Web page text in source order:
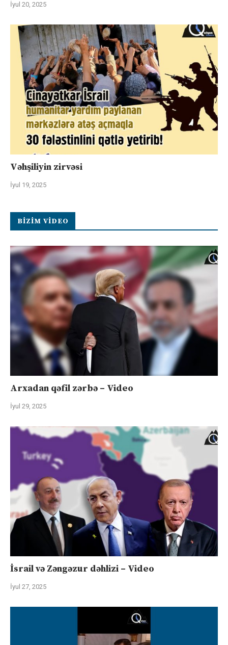
İyul 20, 2025
Vəhşiliyin zirvəsi
İyul 19, 2025
BIZIM VIDEO
Arxadan qəfil zərbə – Video
İyul 29, 2025
İsrail və Zəngəzur dəhlizi – Video
İyul 27, 2025